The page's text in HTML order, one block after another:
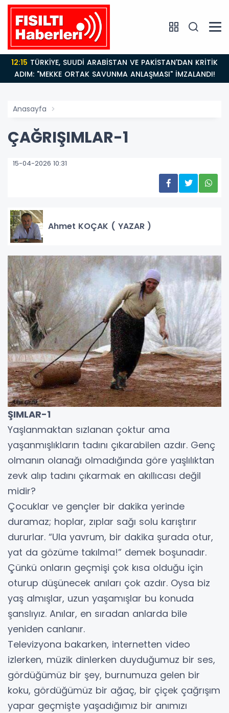
12:15
ADIM: "MEKKE ORTAK SAVUNMA ANLAŞMASI" İMZALANDI!
Anasayfa
ÇAĞRIŞIMLAR-1
15-04-2026 10:31
Ahmet KOÇAK ( YAZAR )
ŞIMLAR-1
Yaşlanmaktan sızlanan çoktur ama
yaşanmışlıkların tadını çıkarabilen azdır. Genç
olmanın olanağı olmadığında göre yaşlılıktan
zevk alıp tadını çıkarmak en akıllıcası değil
midir?
Çocuklar ve gençler bir dakika yerinde
duramaz; hoplar, zıplar sağı solu karıştırır
dururlar. “Ula yavrum, bir dakika şurada otur,
yat da gözüme takılma!” demek boşunadır.
Çünkü onların geçmişi çok kısa olduğu için
oturup düşünecek anıları çok azdır. Oysa biz
yaş almışlar, uzun yaşamışlar bu konuda
şanslıyız. Anılar, en sıradan anlarda bile
yeniden canlanır.
Televizyona bakarken, internetten video
izlerken, müzik dinlerken duyduğumuz bir ses,
gördüğümüz bir şey, burnumuza gelen bir
koku, gördüğümüz bir ağaç, bir çiçek çağrışım
yapar geçmişte yaşadığımız bir anımızı